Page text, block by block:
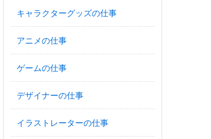
キャラクターグッズの仕事
アニメの仕事
ゲームの仕事
デザイナーの仕事
イラストレーターの仕事